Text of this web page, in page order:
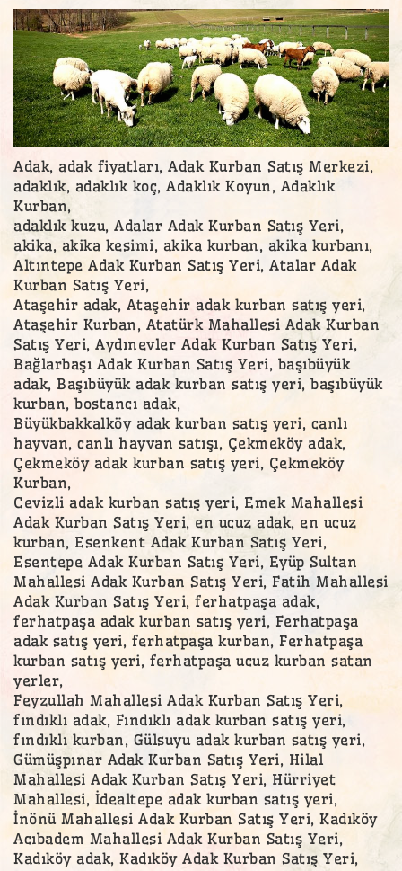
Adak, adak fiyatları, Adak Kurban Satış Merkezi,
adaklık, adaklık koç, Adaklık Koyun, Adaklık
Kurban,
adaklık kuzu, Adalar Adak Kurban Satış Yeri,
akika, akika kesimi, akika kurban, akika kurbanı,
Altıntepe Adak Kurban Satış Yeri, Atalar Adak
Kurban Satış Yeri,
Ataşehir adak, Ataşehir adak kurban satış yeri,
Ataşehir Kurban, Atatürk Mahallesi Adak Kurban
Satış Yeri, Aydınevler Adak Kurban Satış Yeri,
Bağlarbaşı Adak Kurban Satış Yeri, başıbüyük
adak, Başıbüyük adak kurban satış yeri, başıbüyük
kurban, bostancı adak,
Büyükbakkalköy adak kurban satış yeri, canlı
hayvan, canlı hayvan satışı, Çekmeköy adak,
Çekmeköy adak kurban satış yeri, Çekmeköy
Kurban,
Cevizli adak kurban satış yeri, Emek Mahallesi
Adak Kurban Satış Yeri, en ucuz adak, en ucuz
kurban, Esenkent Adak Kurban Satış Yeri,
Esentepe Adak Kurban Satış Yeri, Eyüp Sultan
Mahallesi Adak Kurban Satış Yeri, Fatih Mahallesi
Adak Kurban Satış Yeri, ferhatpaşa adak,
ferhatpaşa adak kurban satış yeri, Ferhatpaşa
adak satış yeri, ferhatpaşa kurban, Ferhatpaşa
kurban satış yeri, ferhatpaşa ucuz kurban satan
yerler,
Feyzullah Mahallesi Adak Kurban Satış Yeri,
fındıklı adak, Fındıklı adak kurban satış yeri,
fındıklı kurban, Gülsuyu adak kurban satış yeri,
Gümüşpınar Adak Kurban Satış Yeri, Hilal
Mahallesi Adak Kurban Satış Yeri, Hürriyet
Mahallesi, İdealtepe adak kurban satış yeri,
İnönü Mahallesi Adak Kurban Satış Yeri, Kadıköy
Acıbadem Mahallesi Adak Kurban Satış Yeri,
Kadıköy adak, Kadıköy Adak Kurban Satış Yeri,